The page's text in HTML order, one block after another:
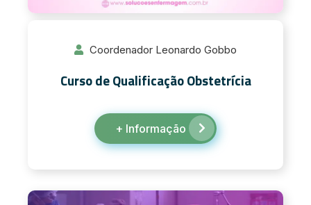
Coordenador Leonardo Gobbo
Curso de Qualificação Obstetrícia
+ Informação